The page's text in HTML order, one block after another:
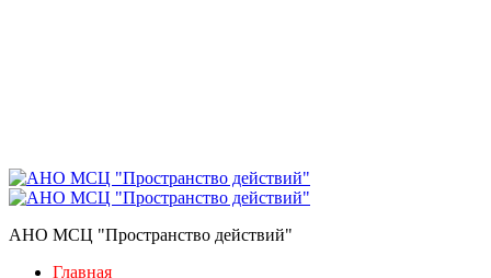
АНО МСЦ "Пространство действий"
Главная